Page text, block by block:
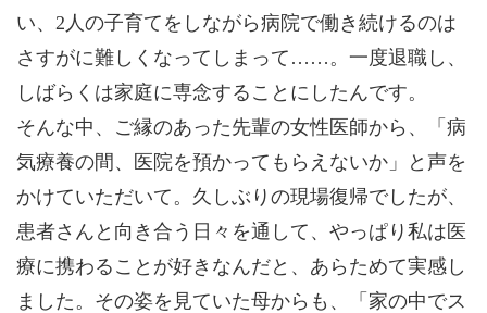
い、2人の子育てをしながら病院で働き続けるのは
さすがに難しくなってしまって……。一度退職し、
しばらくは家庭に専念することにしたんです。
そんな中、ご縁のあった先輩の女性医師から、「病
気療養の間、医院を預かってもらえないか」と声を
かけていただいて。久しぶりの現場復帰でしたが、
患者さんと向き合う日々を通して、やっぱり私は医
療に携わることが好きなんだと、あらためて実感し
ました。その姿を見ていた母からも、「家の中でス